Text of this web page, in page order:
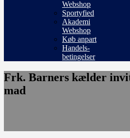
Webshop
Sportyfied
Akademi
Webshop
Køb anpart
Handels-
betingelser
Frk. Barners kælder
mad